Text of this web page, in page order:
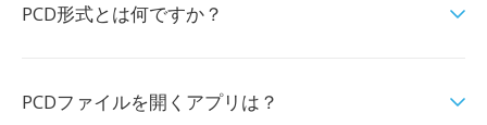
PCD形式とは何ですか？
PCDファイルを開くアプリは？